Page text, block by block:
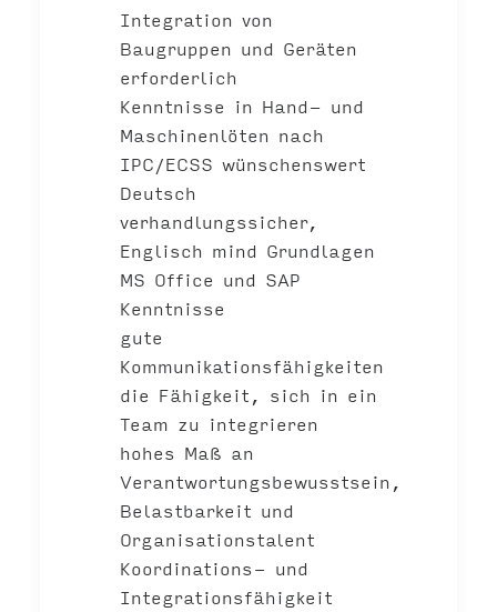
Integration von
Baugruppen und Geräten
erforderlich
Kenntnisse in Hand- und
Maschinenlöten nach
IPC/ECSS wünschenswert
Deutsch
verhandlungssicher,
Englisch mind Grundlagen
MS Office und SAP
Kenntnisse
gute
Kommunikationsfähigkeiten
die Fähigkeit, sich in ein
Team zu integrieren
hohes Maß an
Verantwortungsbewusstsein,
Belastbarkeit und
Organisationstalent
Koordinations- und
Integrationsfähigkeit